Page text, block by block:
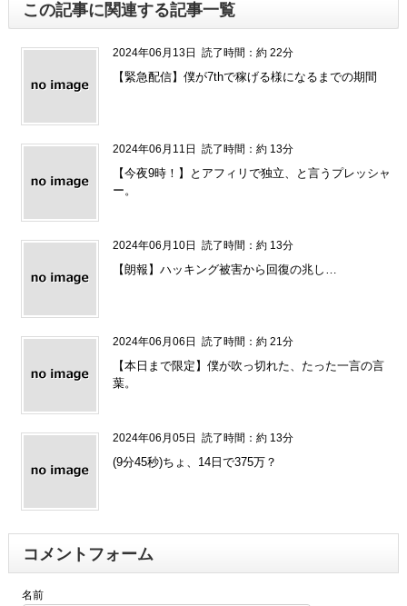
この記事に関連する記事一覧
2024年06月13日 読了時間：約 22分
【緊急配信】僕が7thで稼げる様になるまでの期間
2024年06月11日 読了時間：約 13分
【今夜9時！】とアフィリで独立、と言うプレッシャ
ー。
2024年06月10日 読了時間：約 13分
【朗報】ハッキング被害から回復の兆し…
2024年06月06日 読了時間：約 21分
【本日まで限定】僕が吹っ切れた、たった一言の言
葉。
2024年06月05日 読了時間：約 13分
(9分45秒)ちょ、14日で375万？
コメントフォーム
名前